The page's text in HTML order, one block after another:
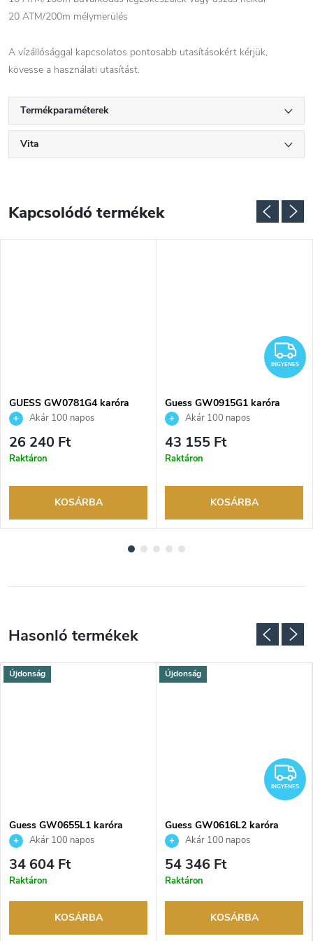
20 ATM/200m mélymerülés
A vízállósággal kapcsolatos pontosabb utasításokért kérjük,
kövesse a használati utasítást.
Termékparaméterek
Vita
Kapcsolódó termékek
GUESS GW0781G4 karóra
Akár 100 napos
visszaküldési lehetőség. Hivatalos
márkakereskedő.
26 240 Ft
Raktáron
KOSÁRBA
INGYENES
Guess GW0915G1 karóra
Akár 100 napos
visszaküldési lehetőség. Hivatalos
márkakereskedő.
43 155 Ft
Raktáron
KOSÁRBA
Újdonság
Guess GW0655L1 karóra
Akár 100 napos
visszaküldési lehetőség. Hivatalos
márkakereskedő.
34 604 Ft
Raktáron
KOSÁRBA
Újdonság
INGYENES
Guess GW0616L2 karóra
Akár 100 napos
visszaküldési lehetőség. Hivatalos
márkakereskedő.
54 346 Ft
Raktáron
KOSÁRBA